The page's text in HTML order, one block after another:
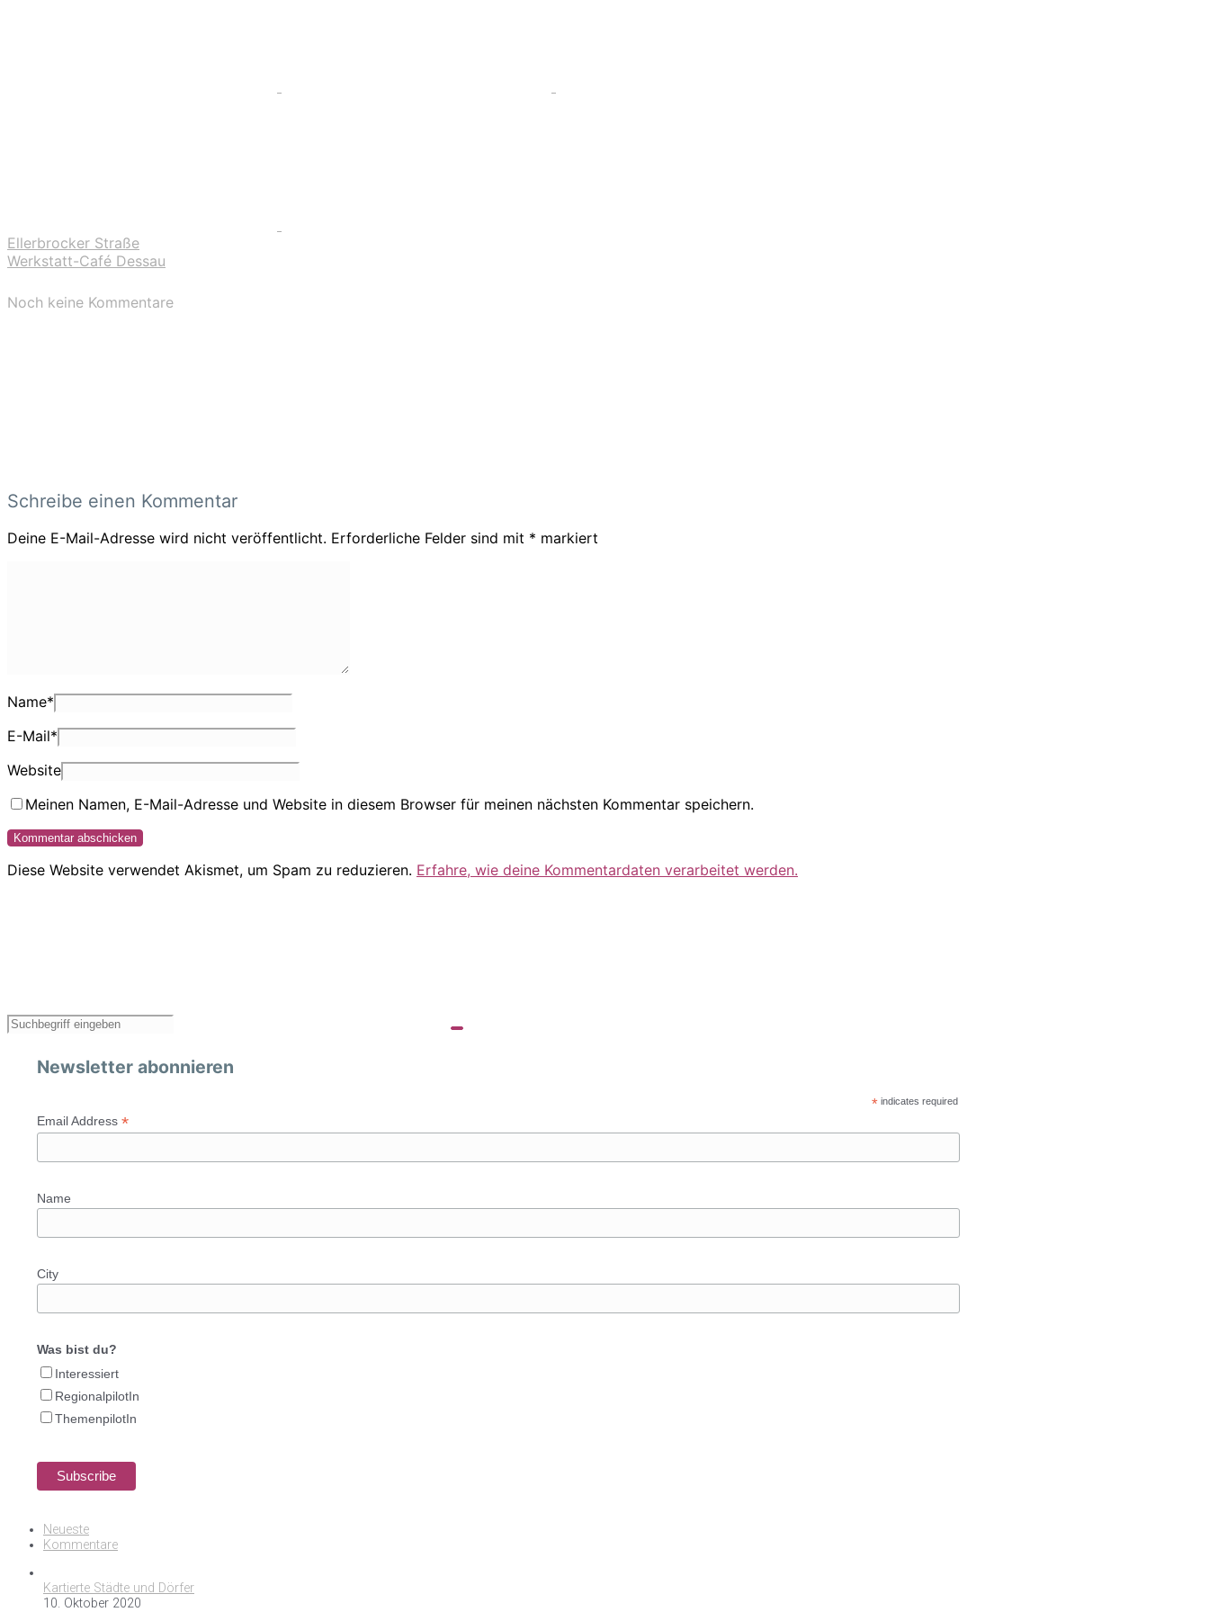
Ellerbrocker Straße
Werkstatt-Café Dessau
Noch keine Kommentare
Schreibe einen Kommentar
Deine E-Mail-Adresse wird nicht veröffentlicht. Erforderliche Felder sind mit * markiert
Name*
E-Mail*
Website
Meinen Namen, E-Mail-Adresse und Website in diesem Browser für meinen nächsten Kommentar speichern.
Diese Website verwendet Akismet, um Spam zu reduzieren. Erfahre, wie deine Kommentardaten verarbeitet werden.
Newsletter abonnieren
* indicates required
Email Address *
Name
City
Was bist du?
Interessiert
RegionalpilotIn
ThemenpilotIn
Neueste
Kommentare
Kartierte Städte und Dörfer
10. Oktober 2020